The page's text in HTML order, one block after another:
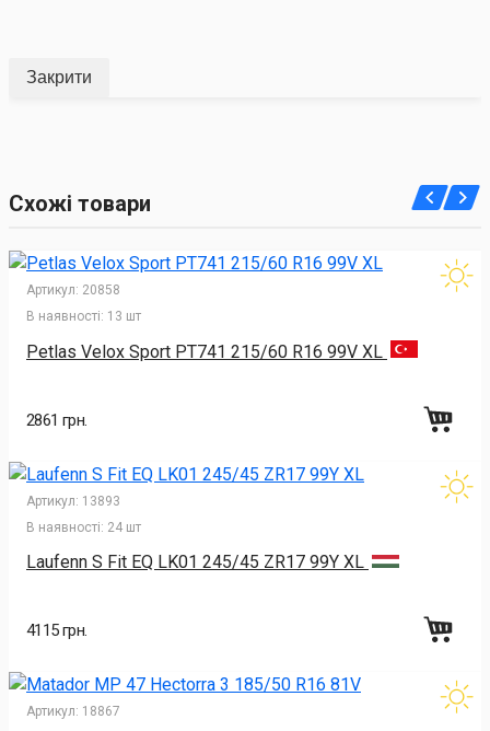
Закрити
Схожі товари
Артикул: 20858
В наявності: 13 шт
Petlas Velox Sport PT741 215/60 R16 99V XL
2861 грн.
Артикул: 13893
В наявності: 24 шт
Laufenn S Fit EQ LK01 245/45 ZR17 99Y XL
4115 грн.
Артикул: 18867